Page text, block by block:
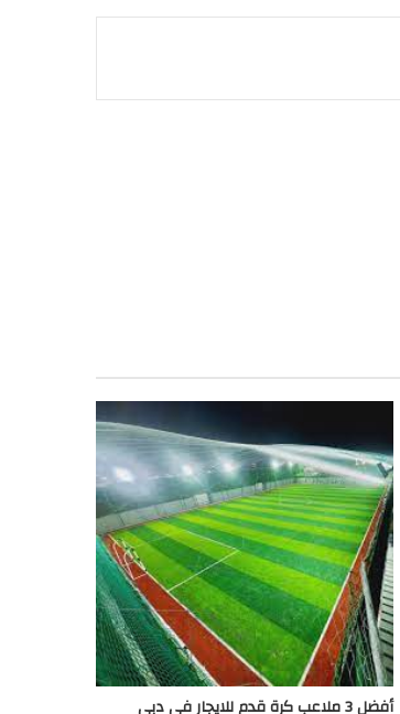
أفضل 3 ملاعب كرة قدم للايجار في دبي